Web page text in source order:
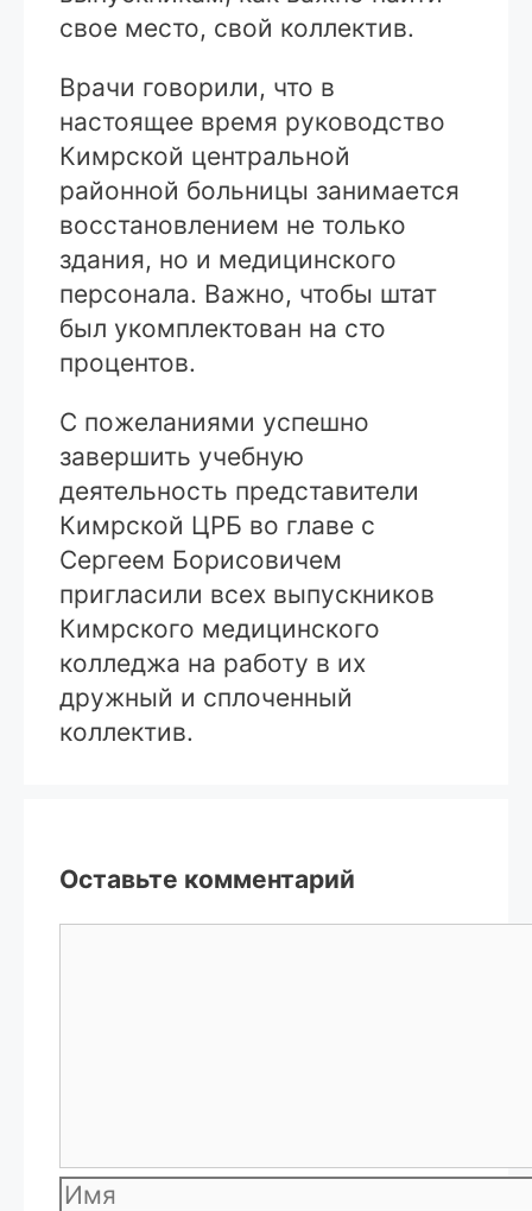
свое место, свой коллектив.
Врачи говорили, что в
настоящее время руководство
Кимрской центральной
районной больницы занимается
восстановлением не только
здания, но и медицинского
персонала. Важно, чтобы штат
был укомплектован на сто
процентов.
С пожеланиями успешно
завершить учебную
деятельность представители
Кимрской ЦРБ во главе с
Сергеем Борисовичем
пригласили всех выпускников
Кимрского медицинского
колледжа на работу в их
дружный и сплоченный
коллектив.
Оставьте комментарий
Имя